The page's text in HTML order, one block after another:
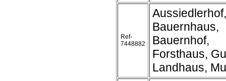
Ref-
7448882
Aussiedlerhof,
Bauernhaus,
Bauernhof,
Forsthaus,
Landhaus,